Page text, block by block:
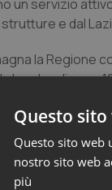
un servizio
e dal
la
Lombardia con
in Liguria e
obbligatori
26 CdC. 13
sono 3, nelle
Questo
Questo sito web
nostro sito web
più